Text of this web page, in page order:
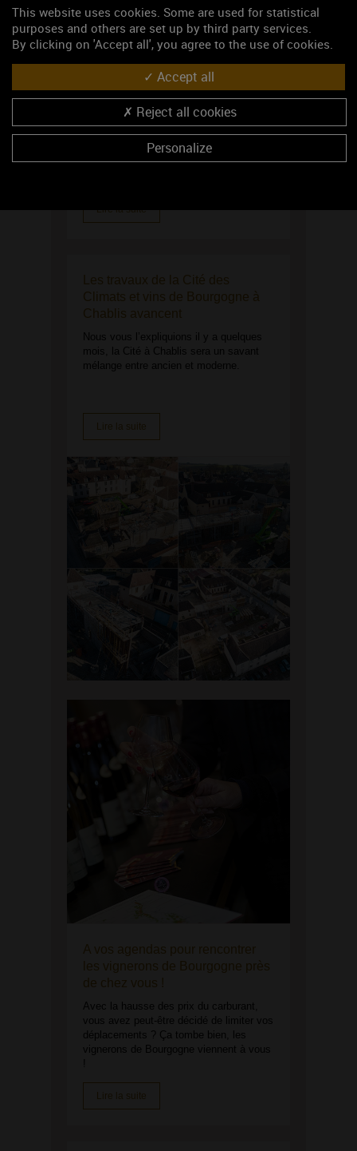
Nouvelle formation à l’Ecole des
Vins : « Les Grands Crus :
l'exceptionnel à prix raisonnable
L’Ecole des vins de Bourgogne ouvre une
nouvelle formation sur les Grands Crus
de Bourgogne.
Lire la suite
Les travaux de la Cité des
Climats et vins de Bourgogne à
Chablis avancent
Nous vous l’expliquions il y a quelques
mois, la Cité à Chablis sera un savant
mélange entre ancien et moderne.
Lire la suite
A vos agendas pour rencontrer
les vignerons de Bourgogne près
de chez vous !
Avec la hausse des prix du carburant,
vous avez peut-être décidé de limiter vos
déplacements ? Ça tombe bien, les
vignerons de Bourgogne viennent à vous
Lire la suite
This website uses cookies. Some are used for statistical
purposes and others are set up by third party services.
By clicking on 'Accept all', you agree to the use of cookies.
Accept all
Reject all cookies
Personalize